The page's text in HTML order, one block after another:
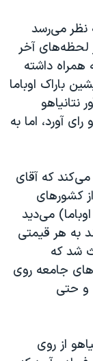
نظر می‌رسد
لحظه‌های آخر
همراه داشته
باراک اوباما
نتانياهو
آورد، اما به
که آقای
کشورهای
می‌ديد
به هر قيمتی
شد که
جامعه روی
و حتی
از روی